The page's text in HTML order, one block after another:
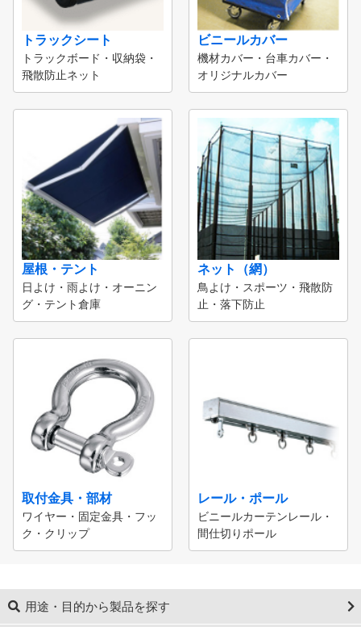
トラックシート
トラックボード・収納袋・
飛散防止ネット
ビニールカバー
機材カバー・台車カバー・
オリジナルカバー
屋根・テント
日よけ・雨よけ・オーニン
グ・テント倉庫
ネット（網）
鳥よけ・スポーツ・飛散防
止・落下防止
取付金具・部材
ワイヤー・固定金具・フッ
ク・クリップ
レール・ポール
ビニールカーテンレール・
間仕切りポール
用途・目的から製品を探す